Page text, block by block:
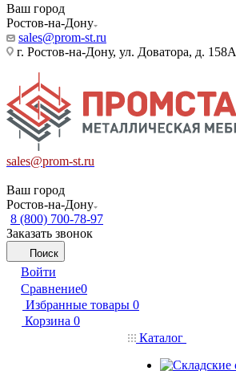
Ваш город
Ростов-на-Дону
sales@prom-st.ru
г. Ростов-на-Дону, ул. Доватора, д. 158А
sales@prom-st.ru
Ваш город
Ростов-на-Дону
8 (800) 700-78-97
Заказать звонок
Поиск
Войти
Сравнение0
Избранные товары 0
Корзина 0
Каталог